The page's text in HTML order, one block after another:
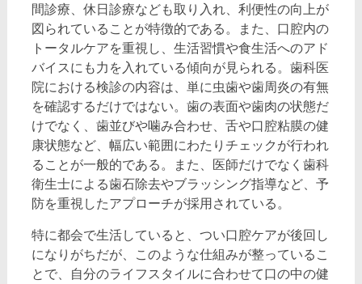
間診療、休日診療なども取り入れ、利便性の向上が
図られていることが特徴的である。また、口腔内の
トータルケアを重視し、生活習慣や食生活へのアド
バイスにも力を入れている傾向が見られる。歯科医
院における検診の内容は、単に虫歯や歯周炎の有無
を確認するだけではない。歯の表面や歯肉の状態だ
けでなく、歯並びや噛み合わせ、舌や口腔粘膜の健
康状態など、幅広い範囲にわたりチェックが行われ
ることが一般的である。また、医師だけでなく歯科
衛生士による歯石除去やブラッシング指導など、予
防を重視したアプローチが採用されている。
特に都会で生活していると、つい口腔ケアが後回し
になりがちだが、このような仕組みが整っているこ
とで、自分のライフスタイルに合わせて口の中の健